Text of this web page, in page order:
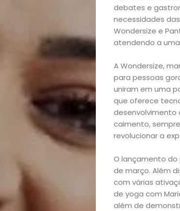
debates e
necessidades
Wondersize e
atendendo a
A Wondersize,
para pessoas
uniram em uma
que oferece
desenvolvimento
caimento,
revolucionar a
O lançamento do
de março. Além
com várias
de yoga com
além de